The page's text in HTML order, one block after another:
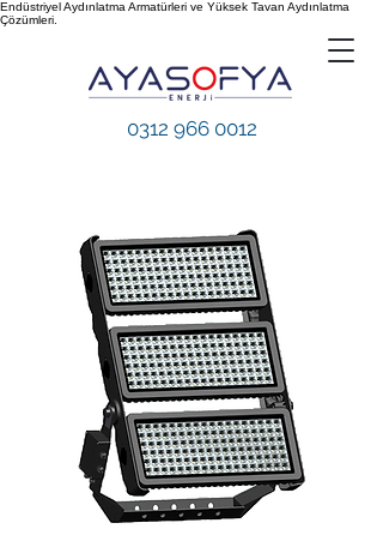
Endüstriyel Aydınlatma Armatürleri ve Yüksek Tavan Aydınlatma
Çözümleri.
0312 966 0012